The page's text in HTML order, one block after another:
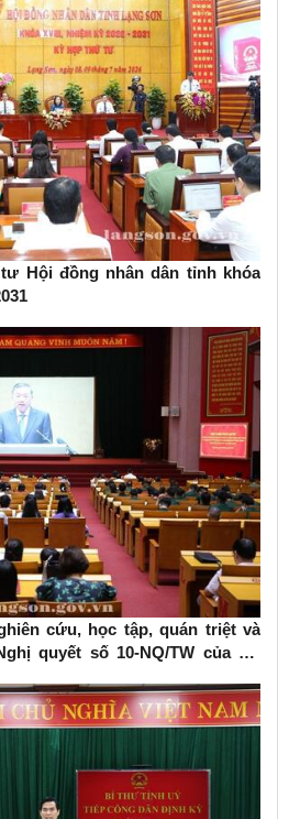
Hội đồng nhân dân tỉnh khóa
cứu, học tập, quán triệt và
quyết số 10-NQ/TW của Bộ